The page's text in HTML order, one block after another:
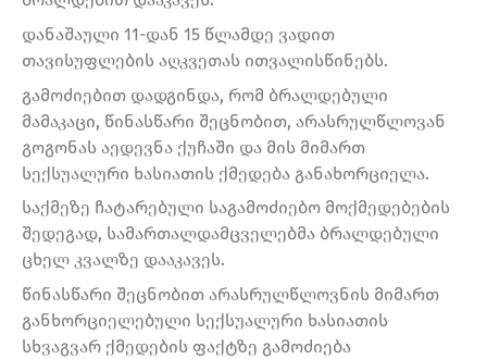
დანაშაული 11-დან 15 წლამდე ვადით
თავისუფლების აღკვეთას ითვალისწინებს.
გამოძიებით დადგინდა, რომ ბრალდებული
მამაკაცი, წინასწარი შეცნობით, არასრულწლოვან
გოგონას აედევნა ქუჩაში და მის მიმართ
სექსუალური ხასიათის ქმედება განახორციელა.
საქმეზე ჩატარებული საგამოძიებო მოქმედებების
შედეგად, სამართალდამცველებმა ბრალდებული
ცხელ კვალზე დააკავეს.
წინასწარი შეცნობით არასრულწლოვნის მიმართ
განხორციელებული სექსუალური ხასიათის
სხვაგვარ ქმედების ფაქტზე გამოძიება